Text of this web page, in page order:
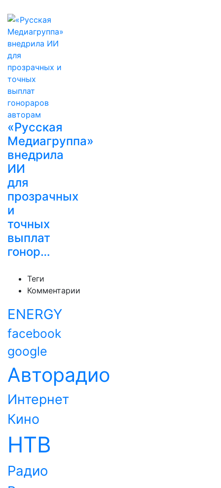
«Русская
Медиагруппа»
внедрила
ИИ
для
прозрачных
и
точных
выплат
гонор…
Теги
Комментарии
ENERGY
facebook
google
Авторадио
Интернет
Кино
НТВ
Радио